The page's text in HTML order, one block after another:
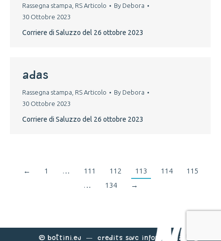
Rassegna stampa RS Articolo By Debora
30 Ottobre 2023
Corriere di Saluzzo del 26 ottobre 2023
adas
Rassegna stampa RS Articolo By Debora
30 Ottobre 2023
Corriere di Saluzzo del 26 ottobre 2023
← 1 … 111 112 113 114
115
…
134 →
© Bottini.eu — Credits Swc Informatica